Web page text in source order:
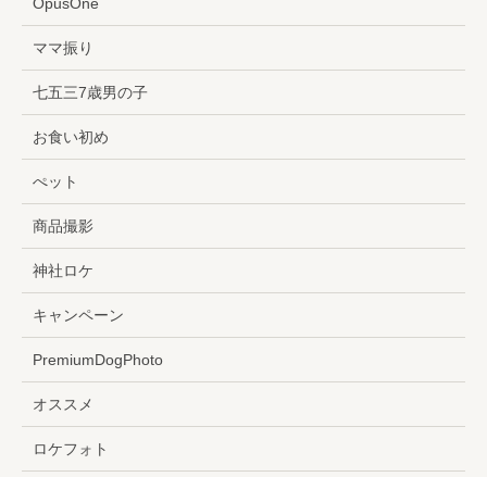
OpusOne
ママ振り
七五三7歳男の子
お食い初め
ぺット
商品撮影
神社ロケ
キャンペーン
PremiumDogPhoto
オススメ
ロケフォト